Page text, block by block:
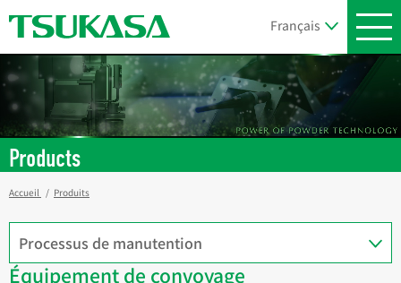
Products
Accueil Produits
Équipement de convoyage